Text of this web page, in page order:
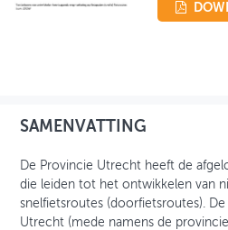
SAMENVATTING
De Provincie Utrecht heeft de
die leiden tot het ontwikkelen van
snelfietsroutes (doorfietsroutes).
Utrecht (mede namens de